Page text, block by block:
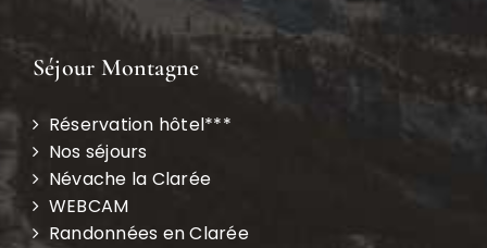
Séjour Montagne
Réservation hôtel***
Nos séjours
Névache la Clarée
WEBCAM
Randonnées en Clarée